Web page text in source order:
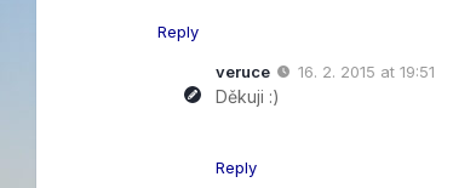
Reply
veruce 16. 2. 2015 at 19:51
Děkuji :)
Reply